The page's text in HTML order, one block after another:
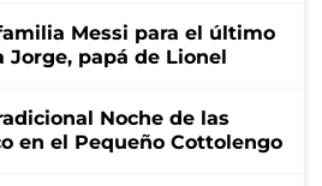
Messi para el último
Jorge, papá de Lionel
Noche de las
en el Pequeño Cottolengo